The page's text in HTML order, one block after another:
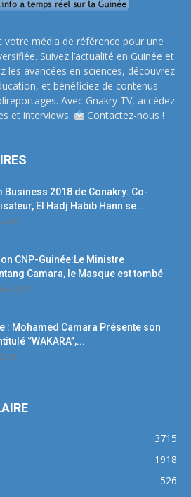
votre média de référence pour une
Suivez l’actualité en Guinée et
les avancées en sciences, découvrez
et bénéficiez de contenus
Avec Gnakry TV, accédez
et interviews.
Contactez-nous !
Business 2018 de Conakry: Co-
El Hadj Habib Hann se...
CNP-Guinée:Le Ministre
Camara, le Masque est tombé
2017
: Mohamed Camara Présente son
‘’WAKARA’’,...
3715
1918
526